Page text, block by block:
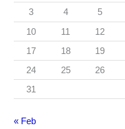
3
4 5
10
11 12
17
18 19
24
25 26
31
« Feb